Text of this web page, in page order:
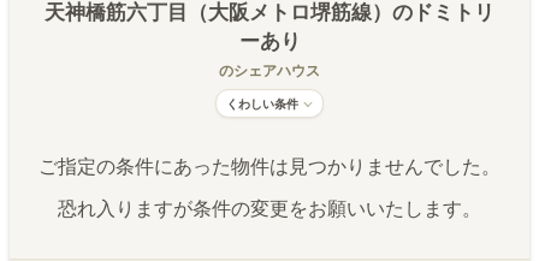
天神橋筋六丁目（大阪メトロ堺筋線） のドミトリ
ーあり
のシェアハウス
くわしい条件
ご指定の条件にあった物件は見つかりませんでした。
恐れ入りますが条件の変更をお願いいたします。